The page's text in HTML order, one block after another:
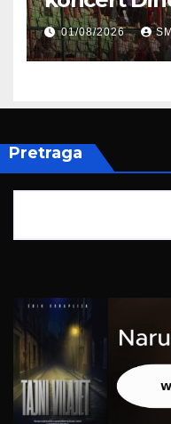
Koševu
01/08/2026
Pretraga